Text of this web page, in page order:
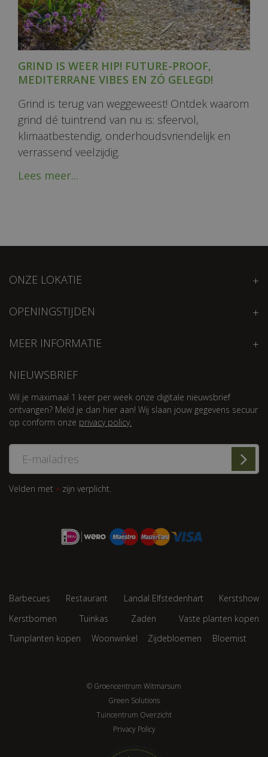
GRIND IS WEER HIP! FUTURE-PROOF,
MEDITERRANE VIBES EN ZÓ GELEGD!
Grind is terug van weggeweest! Ontdek waarom
grind dé tuintrend van nu is: sfeervol,
klimaatbestendig, onderhoudsvriendelijk en
verrassend veelzijdig.
Lees meer...
ONZE LOKATIE
OPENINGSTIJDEN
MEER INFORMATIE
NIEUWSBRIEF
Wil je maximaal 1 keer per week onze digitale nieuwsbrief
ontvangen? Meld je dan hier aan! Wij slaan jouw gegevens secuur
op conform onze privacy policy.
Velden met * zijn verplicht.
Barbecues Restaurant Landal Elfstedenhart
Kerstshow
Kerstbomen
Tuinkas Zaden
Vaste planten kopen
Tuinplanten kopen
Woonwinkel Zijdebloemen Bloemist
© Groencentrum Witmarsum
Green Solutions
Tuincentrum Overzicht
Privacy Policy